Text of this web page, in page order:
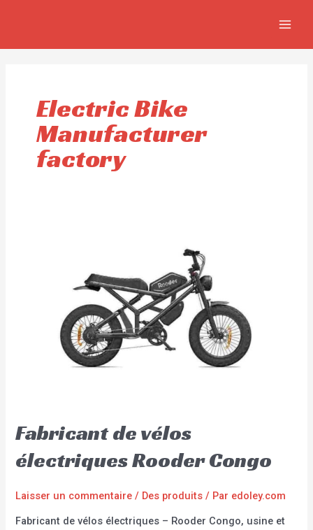
Electric Bike
Manufacturer
factory
Fabricant de vélos
électriques Rooder Congo
Laisser un commentaire / Des produits / Par edoley.com
Fabricant de vélos électriques – Rooder Congo, usine et